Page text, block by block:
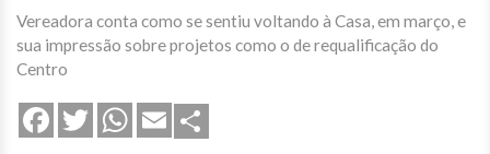
Vereadora conta como se sentiu voltando à Casa, em março, e
sua impressão sobre projetos como o de requalificação do
Centro
FacebookTwitterWhatsApp
Email